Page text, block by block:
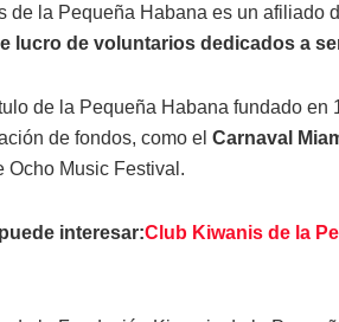
de la Pequeña Habana es un afiliado
lucro de voluntarios dedicados a
de la Pequeña Habana fundado
de fondos, como el Carnaval
Ocho Music Festival.
interesar:Club Kiwanis de la